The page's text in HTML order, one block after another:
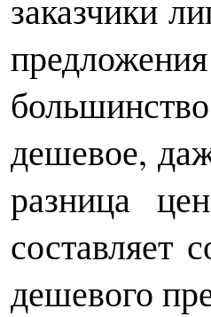
заказчики
дешевое,
разница
составляет
дешевого